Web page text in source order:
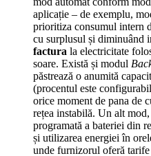
aplicație – de exemplu,
prioritiza consumul intern
cu surplusul și diminuând
factura la electricitate
soare. Există și modul
păstrează o anumită
(procentul este
orice moment de pana de
rețea instabilă. Un alt mod,
programată a bateriei din
și utilizarea energiei în
unde furnizorul oferă